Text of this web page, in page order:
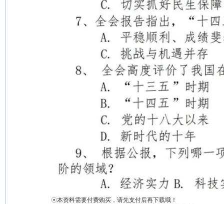
☉本资料需要付费购买，请先支付后再下载哦！